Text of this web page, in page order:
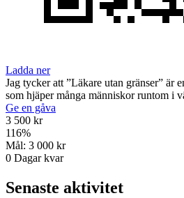
Ladda ner
Jag tycker att ”Läkare utan gränser” är
som hjäper många människor runtom i
Ge en gåva
3 500 kr
116%
Mål: 3 000 kr
0 Dagar kvar
Senaste aktivitet